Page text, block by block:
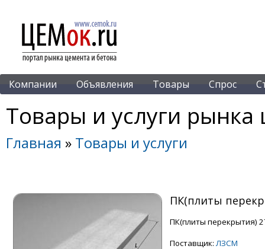
Компании Объявления Товары Спрос
Товары и услуги рынка
Главная » Товары и услуги
ПК(плиты
ПК(плиты перекрытия)
Поставщик:ЛЗСМ